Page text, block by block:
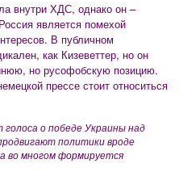
внутри ХДС, однако он –
является помехой
В публичном
как Кизеветтер, но он
но русофобскую позицию.
прессе стоит относиться
голоса о победе Украины над
политики вроде
во многом формируется